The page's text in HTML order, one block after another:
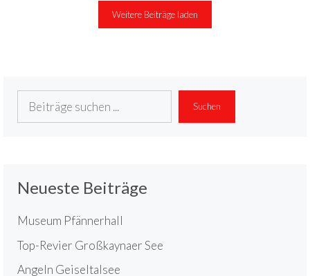
Weitere Beiträge laden
Suchen Suchen
Neueste Beiträge
Museum Pfännerhall
Top-Revier Großkaynaer See
Angeln Geiseltalsee